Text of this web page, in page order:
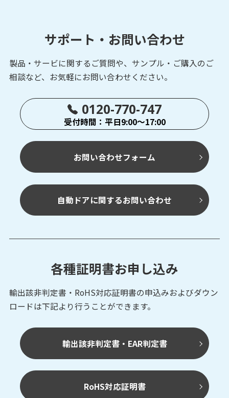
YHT-10LA
測域センサ エリア設定タイプ
UAM-05LECA-T301
UAM Monitor
UST-05LN/LA
測域センサ エリア設定タイプ
UAM-05LP-T301/T301C
測域センサ エリア設定タイプ
サポート・お問い合わせ
製品・サービに関するご質問や、サンプル・ご購入の ご
相談など、お気軽にお問い合わせください。
0120-770-747
受付時間：平日9:00～17:00
お問い合わせフォーム
自動ドアに関するお問い合わせ
各種証明書お申し込み
輸出該非判定書・RoHS対応証明書の申込みおよびダウン
ロードは下記より行うことができます。
輸出該非判定書・EAR判定書
RoHS対応証明書